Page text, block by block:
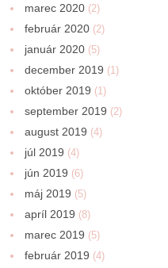
marec 2020 (2)
február 2020 (2)
január 2020 (5)
december 2019 (1)
október 2019 (1)
september 2019 (2)
august 2019 (4)
júl 2019 (4)
jún 2019 (6)
máj 2019 (5)
apríl 2019 (8)
marec 2019 (5)
február 2019 (4)